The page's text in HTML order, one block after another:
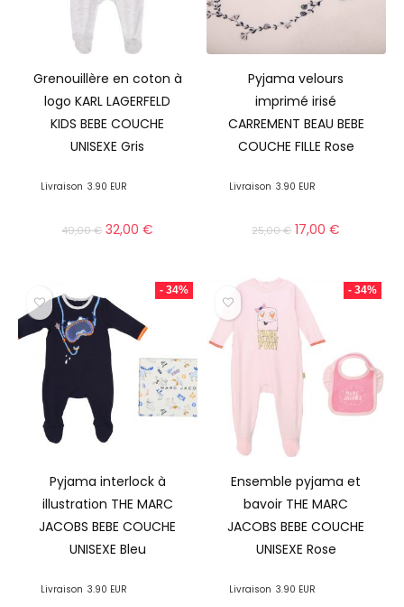
Grenouillère en coton à
logo KARL LAGERFELD
KIDS BEBE COUCHE
UNISEXE Gris
Livraison 3.90 EUR
49,00€ 32,00€
Pyjama velours
imprimé irisé
CARREMENT BEAU BEBE
COUCHE FILLE Rose
Livraison 3.90 EUR
25,00€ 17,00€
- 34%
Pyjama interlock à
illustration THE MARC
JACOBS BEBE COUCHE
UNISEXE Bleu
Livraison 3.90 EUR
- 34%
Ensemble pyjama et
bavoir THE MARC
JACOBS BEBE COUCHE
UNISEXE Rose
Livraison 3.90 EUR